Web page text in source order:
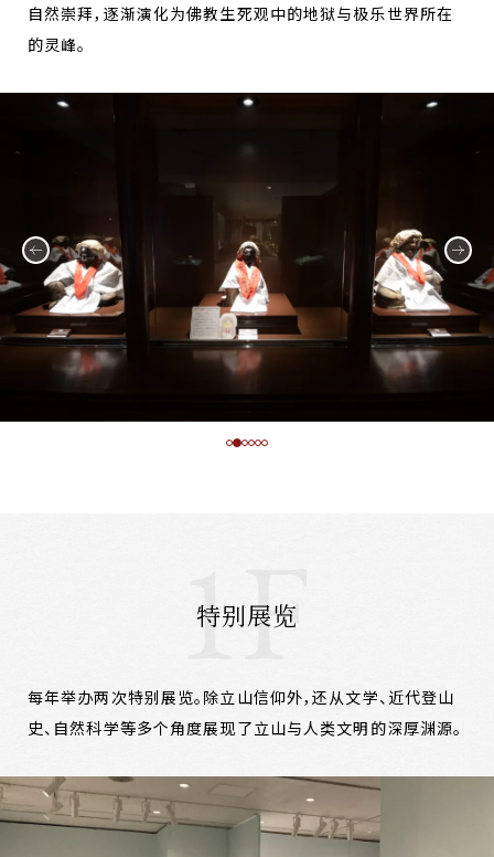
自然崇拜，逐渐演化为佛教生死观中的地狱与极乐世界所在
的灵峰。
特别展览
每年举办两次特别展览。除立山信仰外，还从文学、近代登山
史、自然科学等多个角度展现了立山与人类文明的深厚渊源。